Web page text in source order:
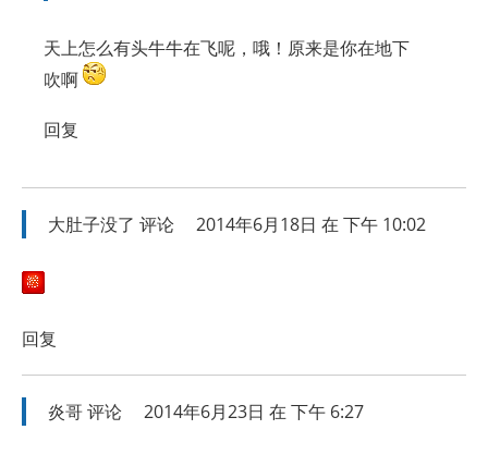
天上怎么有头牛牛在飞呢，哦！原来是你在地下
吹啊
回复
大肚子没了 评论 2014年6月18日 在 下午 10:02
回复
炎哥评论 2014年6月23日 在 下午 6:27